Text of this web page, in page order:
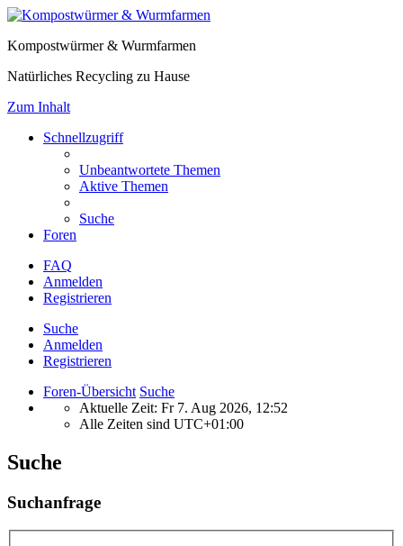
Kompostwürmer & Wurmfarmen
Natürliches Recycling zu Hause
Zum Inhalt
Schnellzugriff
Unbeantwortete Themen
Aktive Themen
Suche
Foren
FAQ
Anmelden
Registrieren
Suche
Anmelden
Registrieren
Foren-Übersicht Suche
Aktuelle Zeit: Fr 7. Aug 2026, 12:52
Alle Zeiten sind UTC+01:00
Suche
Suchanfrage